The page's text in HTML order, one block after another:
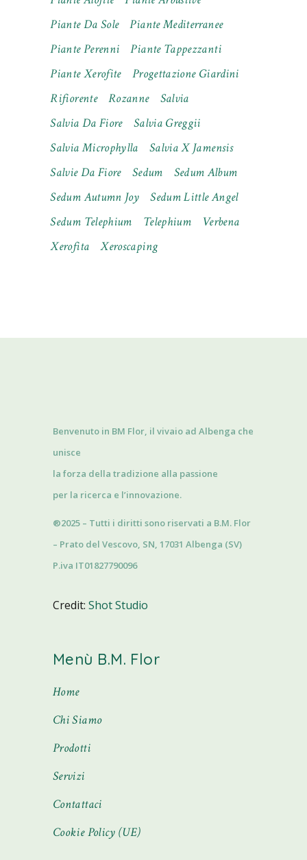
Piante Da Sole
Piante Mediterranee
Piante Perenni
Piante Tappezzanti
Piante Xerofite
Progettazione Giardini
Rifiorente
Rozanne
Salvia
Salvia Da Fiore
Salvia Greggii
Salvia Microphylla
Salvia X Jamensis
Salvie Da Fiore
Sedum
Sedum Album
Sedum Autumn Joy
Sedum Little Angel
Sedum Telephium
Telephium
Verbena
Xerofita
Xeroscaping
Benvenuto in BM Flor, il vivaio ad Albenga che
unisce
la forza della tradizione alla passione
per la ricerca e l’innovazione.
®2025 – Tutti i diritti sono riservati a B.M. Flor
– Prato del Vescovo, SN, 17031 Albenga (SV)
P.iva IT01827790096
Credit:Shot Studio
Menù B.M. Flor
Home
Chi Siamo
Prodotti
Servizi
Contattaci
Cookie Policy (UE)